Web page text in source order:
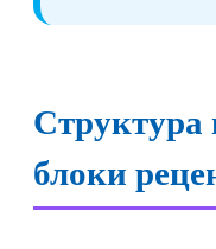
Структура
блоки